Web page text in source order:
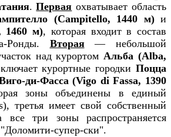
.Первая охватывает область
(Campitello, 1440 м)и
1460 м), которая входит в состав
Ронды. Вторая— небольшой
над курортом Альба (Alba,
курортные городкиПоцца
ди-Фасса (Vigo di Fassa, 1390
зоны объединены в единый
третья имеет свой собственный
три зоны распространяется
супер-ски".